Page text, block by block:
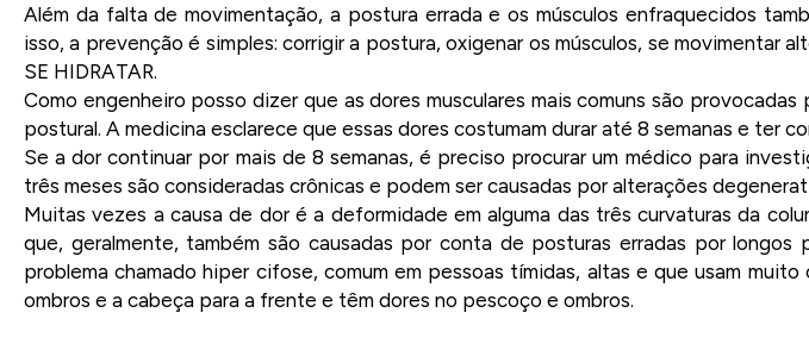
Além da falta de movimentação, a postura errada e os músculos enfraquecidos
isso, a prevenção é simples: corrigir a postura, oxigenar os músculos, se
SE HIDRATAR.
Como engenheiro posso dizer que as dores musculares mais comuns são
postural. A medicina esclarece que essas dores costumam durar até 8 semanas e ter
Se a dor continuar por mais de 8 semanas, é preciso procurar um médico para
três meses são consideradas crônicas e podem ser causadas por alterações
Muitas vezes a causa de dor é a deformidade em alguma das três curvaturas da
que, geralmente, também são causadas por conta de posturas erradas por
problema chamado hiper cifose, comum em pessoas tímidas, altas e que usam
ombros e a cabeça para a frente e têm dores no pescoço e ombros.